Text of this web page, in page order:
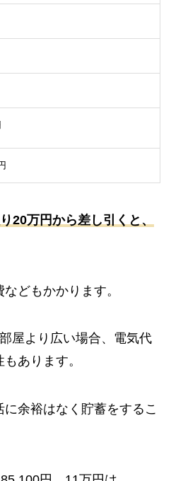
20万円から差し引くと、
どもかかります。
屋より広い場合、電気代
あります。
余裕はなく貯蓄をするこ